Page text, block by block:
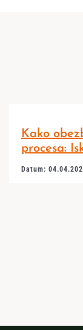
Kako
procesa:
Datum: